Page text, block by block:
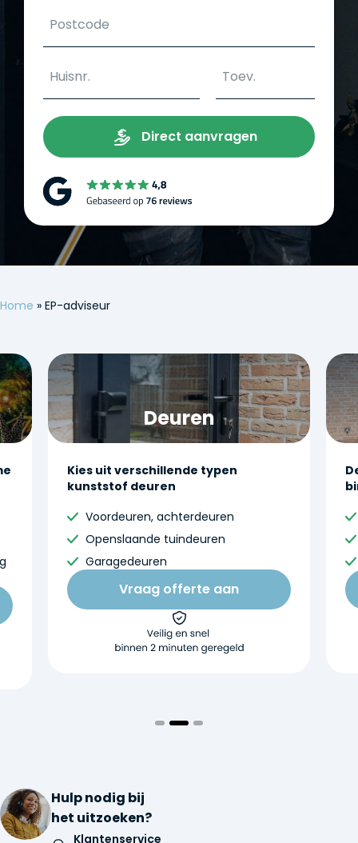
Direct aanvragen
Home » EP-adviseur
Deuren
Kies uit verschillende typen
kunststof deuren
Voordeuren, achterdeuren
Openslaande tuindeuren
Garagedeuren
Vraag offerte aan
Hulp nodig bij
het uitzoeken?
Klantenservice